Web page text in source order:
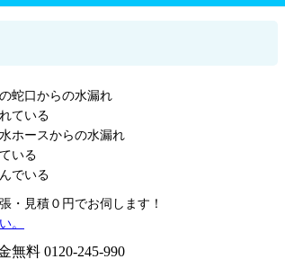
蛇口からの水漏れ
ている
ホースからの水漏れ
いる
でいる
・見積０円でお伺します！
。